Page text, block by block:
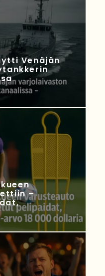
Venäjän
–